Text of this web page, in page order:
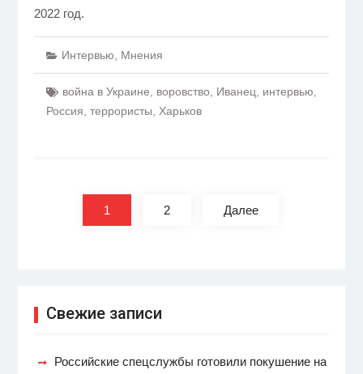
2022 год.
Интервью Мнения
война в Украине воровство Иванец интервью
Россия террористы Харьков
записей
1 2 Далее
Свежие записи
Российские спецслужбы готовили покушение на